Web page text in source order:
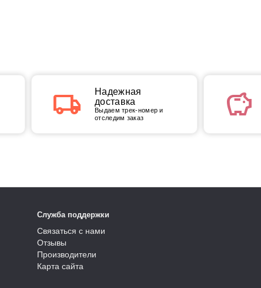
local_shipping
Надежная
доставка
Выдаем трек-номер и
отследим заказ
savings
Служба поддержки
Связаться с нами
Отзывы
Производители
Карта сайта